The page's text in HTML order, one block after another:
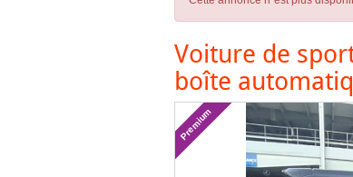
Voiture de
boîte
Premium